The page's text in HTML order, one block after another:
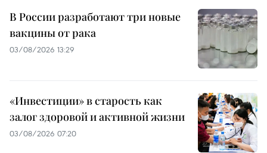
В России разработают три новые
вакцины от рака
03/08/2026 13:29
«Инвестиции» в старость как
залог здоровой и активной жизни
03/08/2026 07:20